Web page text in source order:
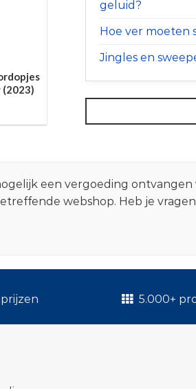
(2023)
geluid?
Hoe ver moeten
Jingles en
een vergoeding
webshop. Heb je
5.000+